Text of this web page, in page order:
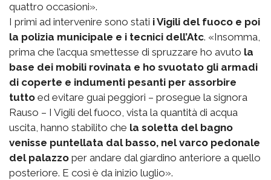
quattro occasioni».
I primi ad intervenire sono stati i Vigili del fuoco e poi
la polizia municipale e i tecnici dell’Atc. «Insomma,
prima che l’acqua smettesse di spruzzare ho avuto la
base dei mobili rovinata e ho svuotato gli armadi
di coperte e indumenti pesanti per assorbire
tutto ed evitare guai peggiori – prosegue la signora
Rauso – I Vigili del fuoco, vista la quantità di acqua
uscita, hanno stabilito che la soletta del bagno
venisse puntellata dal basso, nel varco pedonale
del palazzo per andare dal giardino anteriore a quello
posteriore. E così è da inizio luglio».